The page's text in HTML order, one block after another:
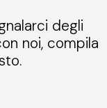
degli
noi, compila